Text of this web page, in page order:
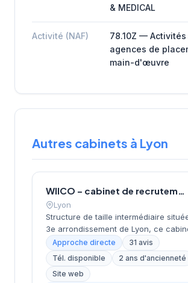
& MEDICAL
Activité (NAF)
78.10Z — Activités
agences de
main-d'œuvre
Autres cabinets à Lyon
WIICO – cabinet de recrutement
Lyon
Structure de taille intermédiaire
3e arrondissement de Lyon, ce
depuis le quartier d'affaires de la
Dirigée par MOMTAZ-AZAD,
développe ses activités de
un positionnement géographique
Approche directe
31 avis
Tél. disponible
2 ans d'ancienneté
Site web